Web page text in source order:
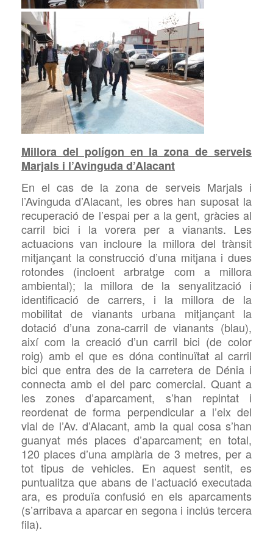
Millora del polígon en la zona de serveis
Marjals i l’Avinguda d’Alacant
En el cas de la zona de serveis Marjals i
l’Avinguda d’Alacant, les obres han suposat la
recuperació de l’espai per a la gent, gràcies al
carril bici i la vorera per a vianants. Les
actuacions van incloure la millora del trànsit
mitjançant la construcció d’una mitjana i dues
rotondes (incloent arbratge com a millora
ambiental); la millora de la senyalització i
identificació de carrers, i la millora de la
mobilitat de vianants urbana mitjançant la
dotació d’una zona-carril de vianants (blau),
així com la creació d’un carril bici (de color
roig) amb el que es dóna continuïtat al carril
bici que entra des de la carretera de Dénia i
connecta amb el del parc comercial. Quant a
les zones d’aparcament, s’han repintat i
reordenat de forma perpendicular a l’eix del
vial de l’Av. d’Alacant, amb la qual cosa s’han
guanyat més places d’aparcament; en total,
120 places d’una amplària de 3 metres, per a
tot tipus de vehicles. En aquest sentit, es
puntualitza que abans de l’actuació executada
ara, es produïa confusió en els aparcaments
(s’arribava a aparcar en segona i inclús tercera
fila).